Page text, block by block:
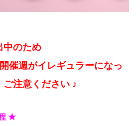
中のため
開催週がイレギュラーになっ
注意ください ♪
★